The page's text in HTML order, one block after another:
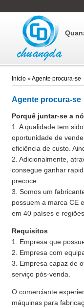
Início»Agente procura-se
Agente procura-se
Porquê juntar-se a
1. A qualidade tem
oportunidade de
eficiência de custo.
2. Adicionalmente,
consegue ganhar
precoce.
3. Somos um
possuem a marca CE
em 40 países e
Requisitos
1. Empresa que
2. Empresa com
3. Empresa capaz de
serviço pós-venda.
O comerciante
máquinas para